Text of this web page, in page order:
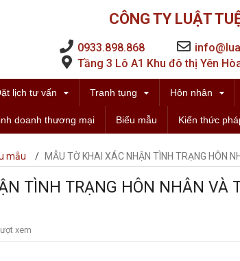
CÔNG TY LUẬT
0933.898.868
Tầng 3 Lô A1 Khu đô thị Yên
lịch tư vấn Tranh tụng Hôn nhân
doanh thương mại Biểu mẫu Kiến thức
mẫu / MẪU TỜ KHAI XÁC NHẬN TÌNH TRẠNG HÔN
TÌNH TRẠNG HÔN NHÂN VÀ
xem